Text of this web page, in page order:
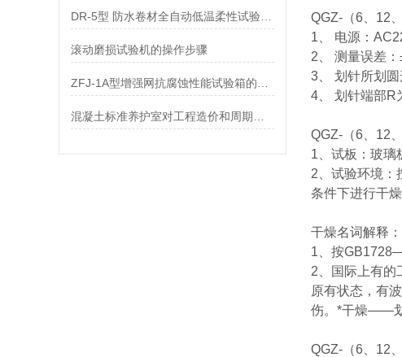
DR-5型 防水卷材全自动低温柔性试验仪参数
滚动磨损试验机的操作步骤
QGZ-（6、12
1、 电源：
2、 测量误差
3、 划针所划
4、 划针端部R
QGZ-（6、12
1、试板：玻璃
2、试验环境：
条件下进行干
干燥名词解释：
1、按
2、国际上有
原有状态，有
伤。*干燥——划
QGZ-（6、12